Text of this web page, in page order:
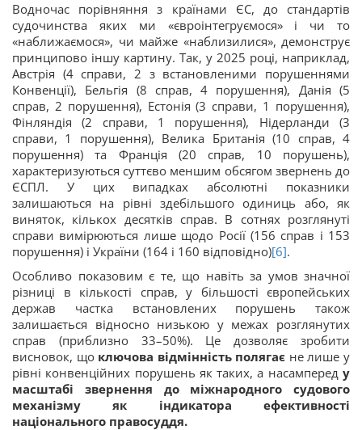
Водночас порівняння з країнами ЄС, до стандартів
судочинства яких ми «євроінтегруємося» і чи то
«наближаємося», чи майже «наблизилися», демонструє
принципово іншу картину. Так, у 2025 році, наприклад,
Австрія (4 справи, 2 з встановленими порушеннями
Конвенції), Бельгія (8 справ, 4 порушення), Данія (5
справ, 2 порушення), Естонія (3 справи, 1 порушення),
Фінляндія (2 справи, 1 порушення), Нідерланди (3
справи, 1 порушення), Велика Британія (10 справ, 4
порушення) та Франція (20 справ, 10 порушень),
характеризуються суттєво меншим обсягом звернень до
ЄСПЛ. У цих випадках абсолютні показники
залишаються на рівні здебільшого одиниць або, як
виняток, кількох десятків справ. В сотнях розглянуті
справи вимірюються лише щодо Росії (156 справ і 153
порушення) і України (164 і 160 відповідно)[6].
Особливо показовим є те, що навіть за умов значної
різниці в кількості справ, у більшості європейських
держав частка встановлених порушень також
залишається відносно низькою у межах розглянутих
справ (приблизно 33–50%). Це дозволяє зробити
висновок, що ключова відмінність полягає не лише у
рівні конвенційних порушень як таких, а насамперед у
масштабі звернення до міжнародного судового
механізму як індикатора ефективності
національного правосуддя.